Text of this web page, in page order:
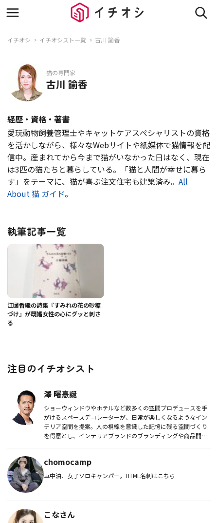
イチオシ イチオシスト一覧 古川 諭香
猫の専門家
古川 諭香
経歴・資格・著書
愛玩動物飼養管理士やキャットケアスぺシャリストの資格
を活かしながら、様々なWebサイトや紙媒体で猫情報を配
信中。産まれてから今まで猫がいなかった日はなく、現在
は3匹の猫たちと暮らしている。「猫と人間が幸せに暮ら
す」をテーマに、猫が喜ぶ注文住宅も建築済み。 All
About 猫 ガイド。
執筆記事一覧
江國香織の詩集『すみれの花の砂糖
づけ』が既婚女性の心にグッと刺さ
る
注目のイチオシスト
澤 曙憙誕
ショーウィンドウやホテルなど数多くの空間プロデュースを手
がけるスペースデコレーターが、日常が楽しくなるようなイン
テリア空間を提案。人の視線を意識した記憶に残る空間づくり
を得意とし、インテリアブランドのブランディングや商品開
chomocamp
車中泊、女子ソロキャンパー。HTML名刺はこちら
こなさん